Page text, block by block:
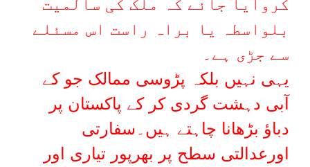
بلواسطہ یا براہ راست اس مسئلے
سے جڑی ہے۔
یہی نہیں بلکہ پڑوسی ممالک جو کے
آبی دہشت گردی کر کے پاکستان پر
دباؤ بڑھانا چاہتے ہیں۔سفارتی
اورعدالتی سطح پر بھرپور تیاری اور